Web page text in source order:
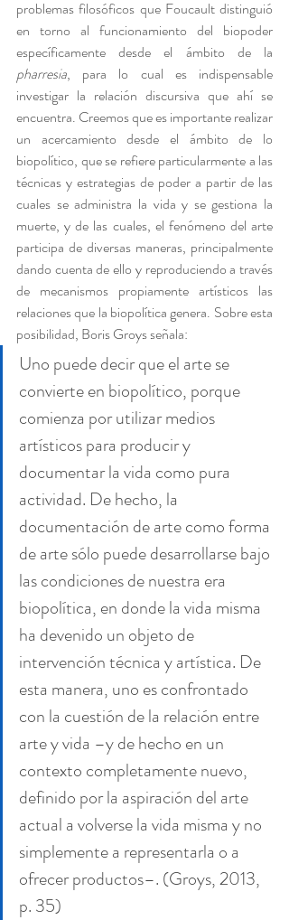
problemas filosóficos que Foucault distinguió
en torno al funcionamiento del biopoder
pharresia, para lo cual es indispensable
investigar la relación discursiva que ahí se
encuentra. Creemos que es importante realizar
un acercamiento desde el ámbito de lo
biopolítico, que se refiere particularmente a las
técnicas y estrategias de poder a partir de las
cuales se administra la vida y se gestiona la
muerte, y de las cuales, el fenómeno del arte
participa de diversas maneras, principalmente
dando cuenta de ello y reproduciendo a través
de mecanismos propiamente artísticos las
relaciones que la biopolítica genera. Sobre esta
posibilidad, Boris Groys señala:
Uno puede decir que el arte se
convierte en biopolítico, porque
comienza por utilizar medios
artísticos para producir y
documentar la vida como pura
actividad. De hecho, la
documentación de arte como forma
de arte sólo puede desarrollarse bajo
las condiciones de nuestra era
biopolítica, en donde la vida misma
ha devenido un objeto de
intervención técnica y artística. De
esta manera, uno es confrontado
con la cuestión de la relación entre
arte y vida –y de hecho en un
contexto completamente nuevo,
definido por la aspiración del arte
actual a volverse la vida misma y no
simplemente a representarla o a
ofrecer productos–. (Groys, 2013,
p. 35)